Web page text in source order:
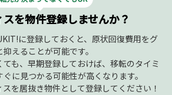
を物件登録しませんか？
に登録しておくと、原状回復費用をグ
抑えることが可能です。
も、早期登録しておけば、移転のタイミ
に見つかる可能性が高くなります。
を居抜き物件として登録してください！